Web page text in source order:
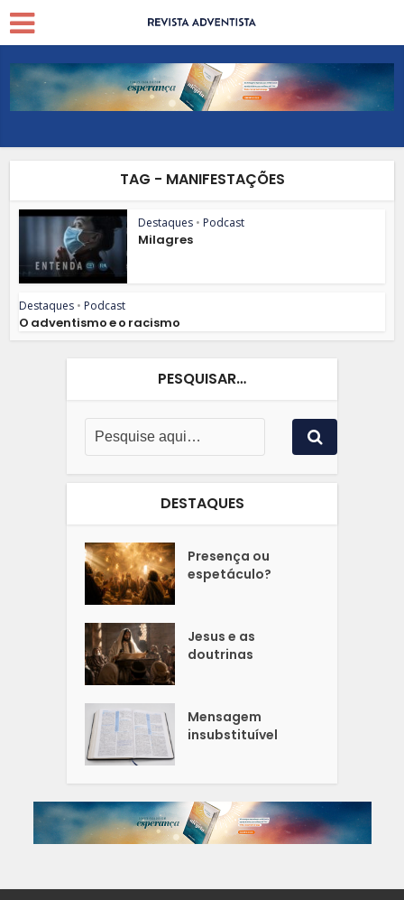
TAG - MANIFESTAÇÕES
Destaques • Podcast
Milagres
Destaques • Podcast
O adventismo e o racismo
PESQUISAR…
DESTAQUES
Presença ou
espetáculo?
Jesus e as
doutrinas
Mensagem
insubstituível